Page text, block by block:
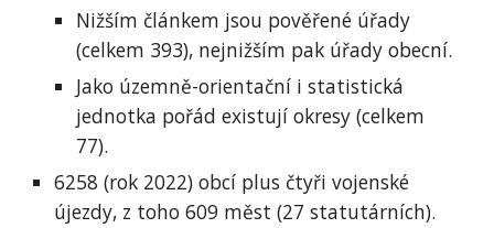
Nižším článkem jsou pověřené úřady
(celkem 393), nejnižším pak úřady obecní.
Jako územně-orientační i statistická
jednotka pořád existují okresy (celkem
77).
6258 (rok 2022) obcí plus čtyři vojenské
újezdy, z toho 609 měst (27 statutárních).